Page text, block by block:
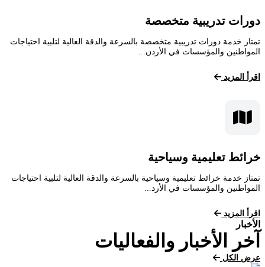
دورات تدريبية متخصصة
تمتاز خدمة دورات تدريبية متخصصة بالسرعة والدقة العالية لتلبية احتياجات
المواطنين والمؤسسات في الأردن...
اقرأ المزيد
خرائط تعليمية وسياحية
تمتاز خدمة خرائط تعليمية وسياحية بالسرعة والدقة العالية لتلبية احتياجات
المواطنين والمؤسسات في الأرد...
اقرأ المزيد
الأخبار
آخر الأخبار والفعاليات
عرض الكل